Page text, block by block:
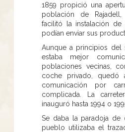
1859 propició una
población de
facilitó la instalación de
podían enviar sus
Aunque a principios del
estaba mejor
poblaciones vecinas,
coche privado, quedó
comunicación por
complicada. La
inauguró hasta 1994 o
Se daba la paradoja de
pueblo utilizaba el